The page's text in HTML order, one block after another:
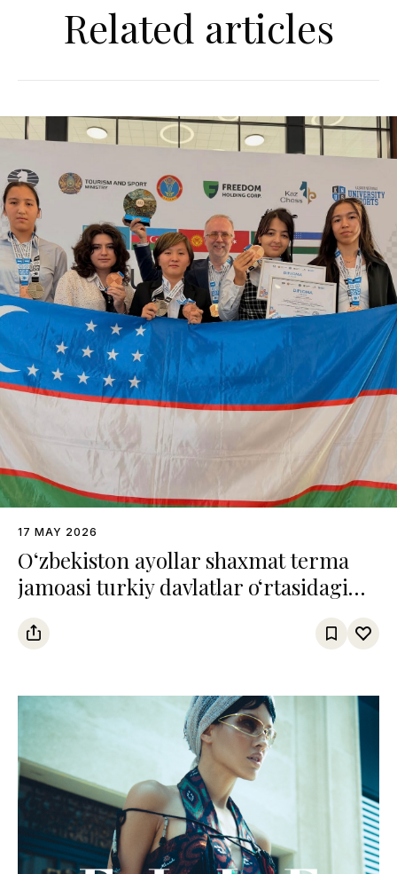
Related articles
17 MAY 2026
O‘zbekiston ayollar shaxmat terma
jamoasi turkiy davlatlar o‘rtasidagi
chempionatda uchinchi o‘rinni
egalladi